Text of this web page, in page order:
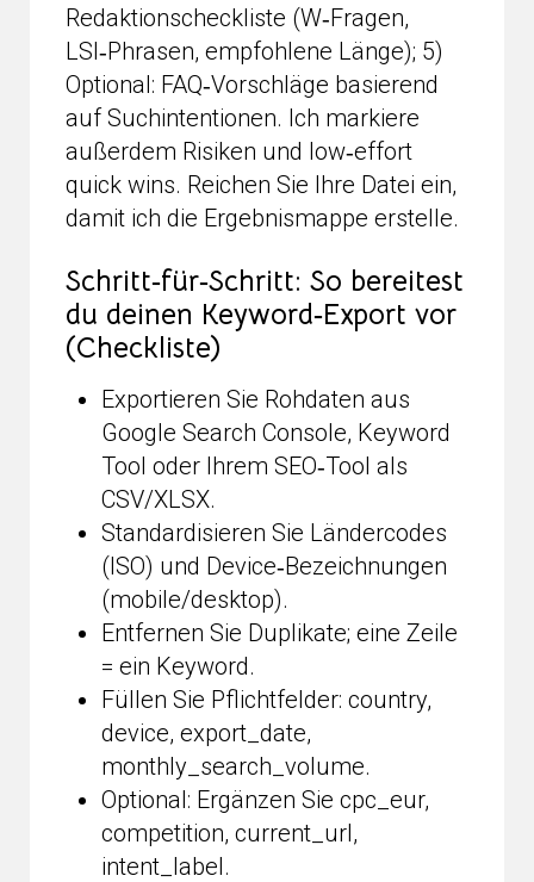
Redaktionscheckliste (W‑Fragen,
LSI‑Phrasen, empfohlene Länge); 5)
Optional: FAQ‑Vorschläge basierend
auf Suchintentionen. Ich markiere
außerdem Risiken und low‑effort
quick wins. Reichen Sie Ihre Datei ein,
damit ich die Ergebnismappe erstelle.
Schritt‑für‑Schritt: So bereitest
du deinen Keyword‑Export vor
(Checkliste)
Exportieren Sie Rohdaten aus
Google Search Console, Keyword
Tool oder Ihrem SEO‑Tool als
CSV/XLSX.
Standardisieren Sie Ländercodes
(ISO) und Device‑Bezeichnungen
(mobile/desktop).
Entfernen Sie Duplikate; eine Zeile
= ein Keyword.
Füllen Sie Pflichtfelder: country,
device, export_date,
monthly_search_volume.
Optional: Ergänzen Sie cpc_eur,
competition, current_url,
intent_label.